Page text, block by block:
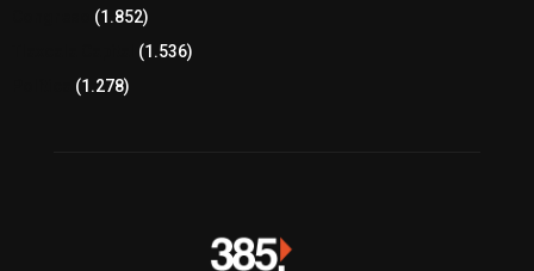
(1.852)
(1.536)
(1.278)